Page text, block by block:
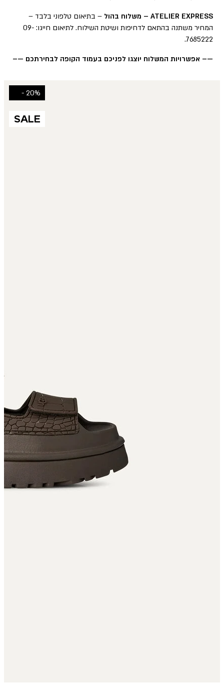
ATELIER EXPRESS – משלוח בהול
– בתיאום טלפוני בלבד –
המחיר משתנה בהתאם לדחיפות ושיטת השילוח. לתיאום חייגו: 09-
7685222.
—– אפשרויות המשלוח יוצגו לפניכם בעמוד הקופה לבחירתכם —–
20% -
SALE